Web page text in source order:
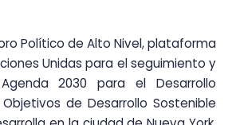
Político de Alto Nivel, plataforma
Unidas para el seguimiento y
2030 para el Desarrollo
de Desarrollo Sostenible